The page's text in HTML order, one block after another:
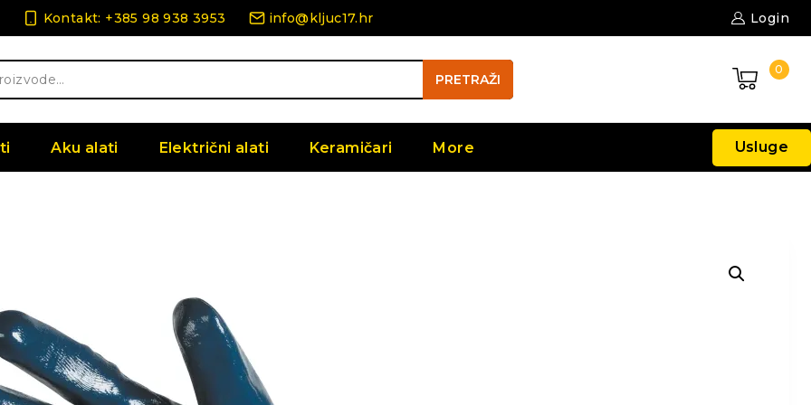
Kontakt: +385 98 938 3953 info@kljuc17.hr Login
PRETRAŽI
0
Aku alati Električni alati Keramičari More Usluge